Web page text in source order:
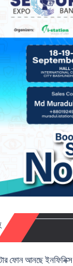
ফোন আনছে ইনফিনিক্স